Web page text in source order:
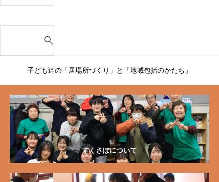
した✨
a
子ども達の「居場所づくり」と「地域包括のかたち」
すくさぽについて